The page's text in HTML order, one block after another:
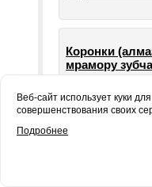
Коронки
мрамору
машин УШМ
Веб-сайт использует куки
совершенствования своих
Подробнее